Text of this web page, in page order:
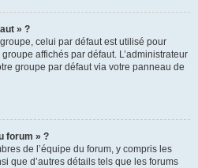
» ?
celui par défaut est utilisé pour
affichés par défaut. L’administrateur
groupe par défaut via votre panneau de
forum » ?
de l’équipe du forum, y compris les
que d’autres détails tels que les forums